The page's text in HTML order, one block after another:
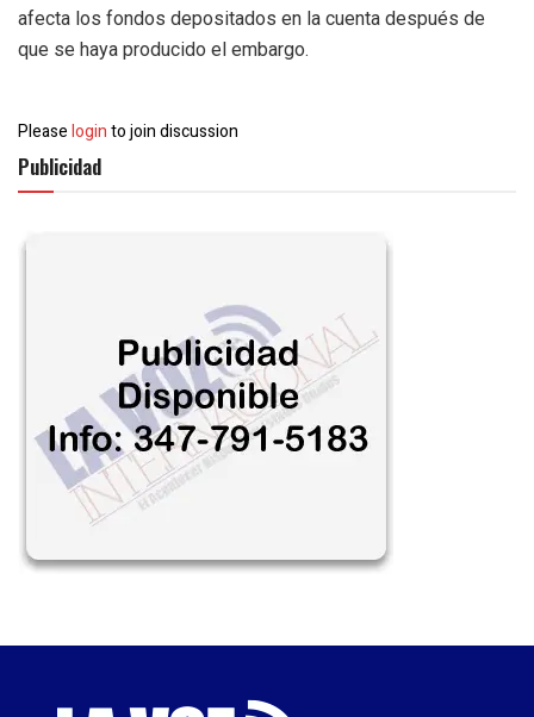
afecta los fondos depositados en la cuenta después de
que se haya producido el embargo.
Pleaseloginto join discussion
Publicidad